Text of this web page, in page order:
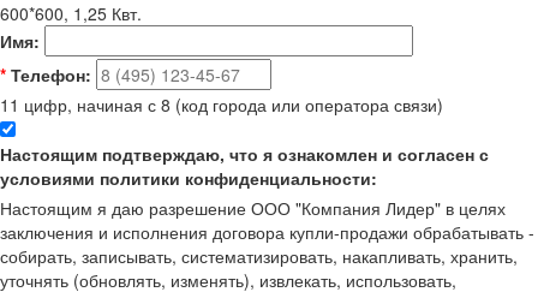
600*600, 1,25 Квт.
Имя:
* Телефон:
11 цифр, начиная с 8 (код города или оператора связи)
Настоящим подтверждаю, что я ознакомлен и согласен с
условиями политики конфиденциальности:
Настоящим я даю разрешение ООО "Компания Лидер" в целях
заключения и исполнения договора купли-продажи обрабатывать -
собирать, записывать, систематизировать, накапливать, хранить,
уточнять (обновлять, изменять), извлекать, использовать,